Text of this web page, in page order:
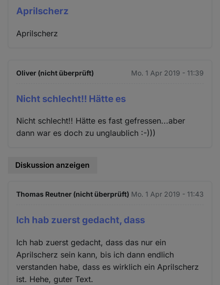
Aprilscherz
Aprilscherz
Oliver (nicht überprüft) Mo. 1 Apr 2019 - 11:39
Nicht schlecht!! Hätte es
Nicht schlecht!! Hätte es fast gefressen...aber
dann war es doch zu unglaublich :-)))
Diskussion anzeigen
Thomas Reutner (nicht überprüft) Mo. 1 Apr 2019 - 11:43
Ich hab zuerst gedacht, dass
Ich hab zuerst gedacht, dass das nur ein
Aprilscherz sein kann, bis ich dann endlich
verstanden habe, dass es wirklich ein Aprilscherz
ist. Hehe, guter Text.